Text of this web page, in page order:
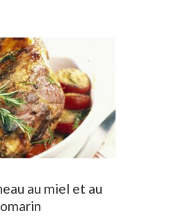
au miel et au